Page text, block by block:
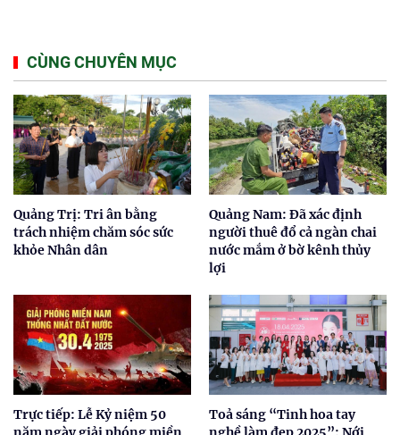
CÙNG CHUYÊN MỤC
Quảng Trị: Tri ân bằng
trách nhiệm chăm sóc sức
khỏe Nhân dân
Quảng Nam: Đã xác định
người thuê đổ cả ngàn chai
nước mắm ở bờ kênh thủy
lợi
Trực tiếp: Lễ Kỷ niệm 50
Toả sáng “Tinh hoa tay